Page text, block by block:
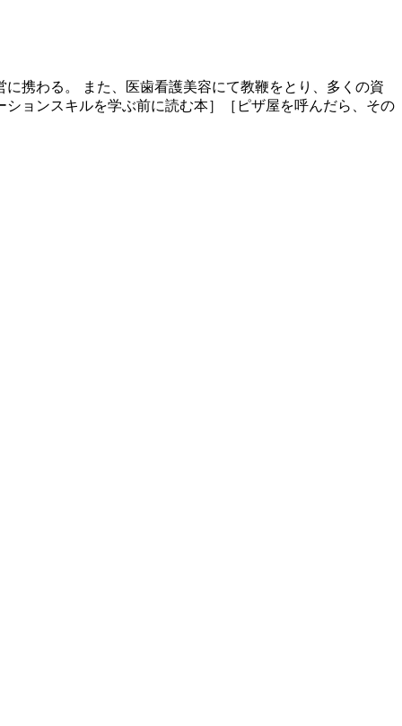
携わる。 また、医歯看護美容にて教鞭をとり、多くの資
ョンスキルを学ぶ前に読む本］［ピザ屋を呼んだら、その